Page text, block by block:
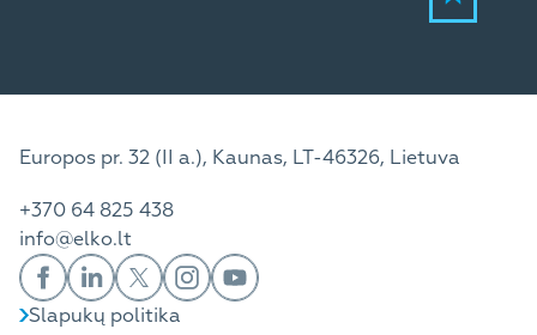
Europos pr. 32 (II a.), Kaunas, LT-46326, Lietuva
+370 64 825 438
info@elko.lt
Slapukų politika